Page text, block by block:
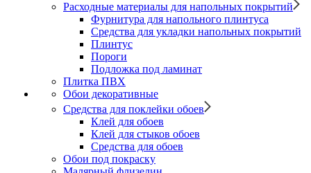
Расходные материалы для напольных покрытий
Фурнитура для напольного плинтуса
Средства для укладки напольных покрытий
Плинтус
Пороги
Подложка под ламинат
Плитка ПВХ
Обои декоративные
Средства для поклейки обоев
Клей для обоев
Клей для стыков обоев
Средства для обоев
Обои под покраску